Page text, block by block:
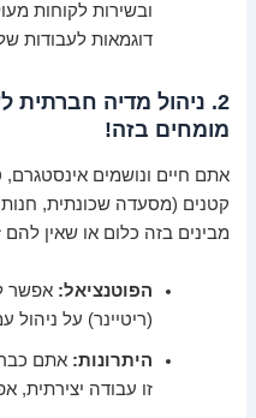
ובשירות לקוחות
דוגמאות לעבודות
2. ניהול מדיה
מומחים בזה!
אתם חיים ונושמים
קטנים (מסעדה שכונתית,
מבינים בזה כלום או שאין
הפוטנציאל: אפשר
(ריטיינר) על ניהול
היתרונות: אתם כבר
זו עבודה יצירתית,